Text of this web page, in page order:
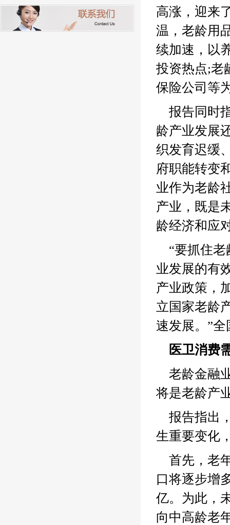
高涨，迎来
温，老龄用
续加速，以
投资热点;老
保险公司等
报告同时
龄产业发展
织发育迟缓
府职能转变
业作为老龄
产业，既是
龄经济和应
“要抓住
业发展的有
产业政策，
立国家老龄
速发展。”
医卫消费
老龄金融
将是老龄产
报告指出
生重要变化
首先，老
口将逐步增
亿。为此，
向中高龄老